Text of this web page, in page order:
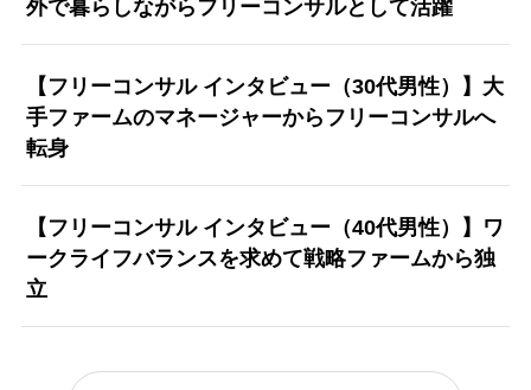
外で暮らしながらフリーコンサルとして活躍
【フリーコンサル インタビュー（30代男性）】大
手ファームのマネージャーからフリーコンサルへ
転身
【フリーコンサル インタビュー（40代男性）】ワ
ークライフバランスを求めて戦略ファームから独
立